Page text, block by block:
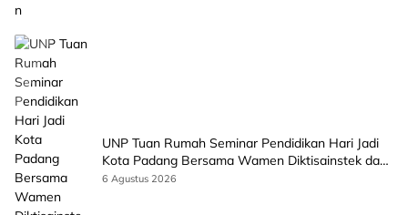
UNP Tuan Rumah Seminar Pendidikan Hari Jadi
Kota Padang Bersama Wamen Diktisainstek dan
CEO EMGS Malaysia
6 Agustus 2026